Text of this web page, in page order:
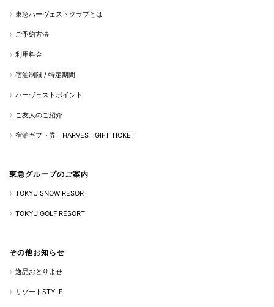
東急ハーヴェストクラブとは
ご予約方法
利用料金
宿泊制限 / 特定期間
ハーヴェストポイント
ご友人のご紹介
宿泊ギフト券｜HARVEST GIFT TICKET
東急グループのご案内
TOKYU SNOW RESORT
TOKYU GOLF RESORT
その他お知らせ
逸品おとりよせ
リゾートSTYLE